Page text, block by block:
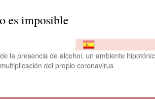
es imposible
la presencia de alcohol, un ambiente
del propio coronavirus